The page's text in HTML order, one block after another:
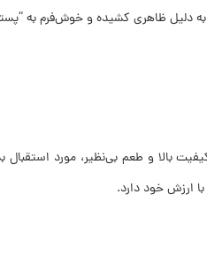
دلیل ظاهری کشیده و خوش‌فرم به
و طعم بی‌نظیر، مورد استقبال
ارزش خود دارد.